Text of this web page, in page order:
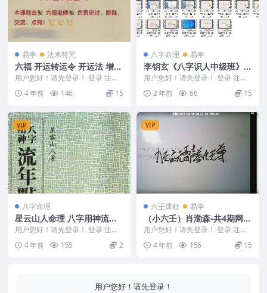
易学 法术符咒
六福 开运转运令 开运法 增运
气道法
用户您好！请先登录！ 登录 注册
本课程由 六福老师 负责研讨、 解
疑、交流、 ...
4 年前 146 15
八字命理 易学
李钥玄《八字识人中级班》 3
7集
用户您好！请先登录！ 登录 注册
李钥玄《八字识人中级班》 37集
241048...
2 年前 66 15
VIP
八字命理
星云山人命理 八字用神流年
点断真诀
用户您好！请先登录！ 登录 注册
星云山人命理风水典籍 编号：D91
3 &nbs...
4 年前 155 2
VIP
六壬课程 易学
（小六壬）肖渤森-共4期网课
（视频）全集
用户您好！请先登录！ 登录 注册
（小六壬）肖渤森-共4期网课（视
频） 编号：3...
4 年前 156 15
用户您好！请先登录！